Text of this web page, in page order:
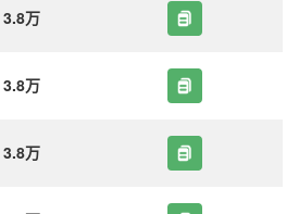
3.8万
3.8万
3.8万